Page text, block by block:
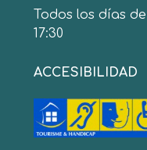
Todos los días de
17:30
ACCESIBILIDAD